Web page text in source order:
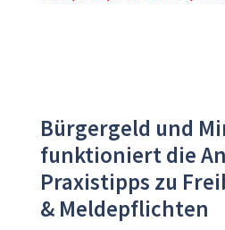
Bürgergeld und
funktioniert die
Praxistipps zu
& Meldepflichten